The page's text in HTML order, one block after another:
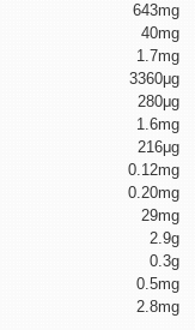
643mg
40mg
1.7mg
3360μg
280μg
1.6mg
216μg
0.12mg
0.20mg
29mg
2.9g
0.3g
0.5mg
2.8mg